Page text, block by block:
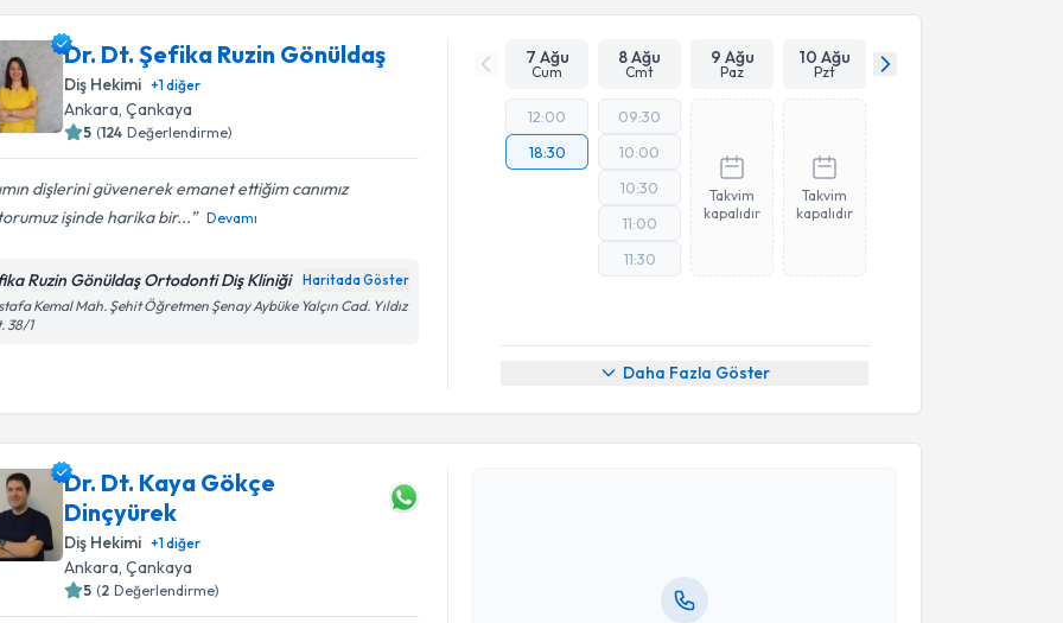
Dr. Dt. Şefika Ruzin Gönüldaş
Diş Hekimi +1diğer
Ankara , Çankaya
5 (124 Değerlendirme)
dişlerini güvenerek emanet ettiğim canımız
işinde harika bir...
Devamı
Ruzin Gönüldaş Ortodonti Diş Kliniği Haritada Göster
Kemal Mah. Şehit Öğretmen Şenay Aybüke Yalçın Cad. Yıldız
38/1
7 Ağu
Cum
8 Ağu
Cmt
9 Ağu
Paz
10 Ağu
Pzt
12:00
18:30
09:30
10:00
10:30
11:00
11:30
Takvim
kapalıdır
Takvim
kapalıdır
Daha Fazla Göster
Dr. Dt. Kaya Gökçe
Dinçyürek
Diş Hekimi +1diğer
Ankara, Çankaya
5 (2 Değerlendirme)
Randevu Takvimi Talebi